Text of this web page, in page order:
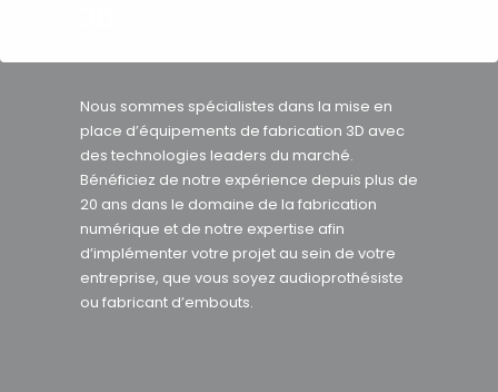
Nous sommes spécialistes dans la mise en
place d’équipements de fabrication 3D avec
des technologies leaders du marché.
Bénéficiez de notre expérience depuis plus de
20 ans dans le domaine de la fabrication
numérique et de notre expertise afin
d’implémenter votre projet au sein de votre
entreprise, que vous soyez audioprothésiste
ou fabricant d’embouts.